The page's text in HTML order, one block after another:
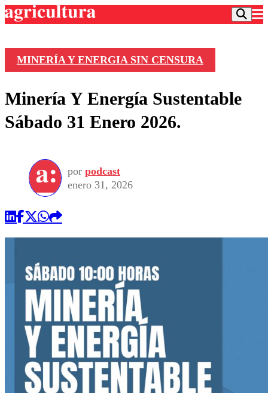
Frecuencias
Agricultura TV
Deportes
Motor
Otros Deportes
Dato Practico
Vida Social
Publicaciones en medios
Comercial
MINERÍA Y ENERGIA SIN CENSURA
Minería Y Energía Sustentable
Sábado 31 Enero 2026.
por podcast
enero 31, 2026